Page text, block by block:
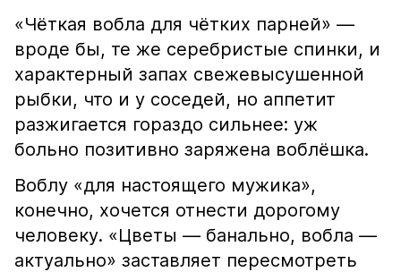
«Чёткая вобла для чётких парней» —
вроде бы, те же серебристые спинки, и
характерный запах свежевысушенной
рыбки, что и у соседей, но аппетит
разжигается гораздо сильнее: уж
больно позитивно заряжена воблёшка.
Воблу «для настоящего мужика»,
конечно, хочется отнести дорогому
человеку. «Цветы — банально, вобла —
актуально» заставляет пересмотреть